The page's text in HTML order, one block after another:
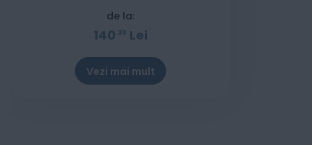
de la:
140 30 Lei
Vezi mai mult
Stoc epuizat